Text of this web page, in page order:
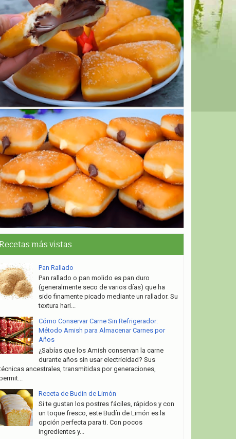
más vistas
Pan Rallado
Pan rallado o pan molido es pan duro
(generalmente seco de varios días) que ha
sido finamente picado mediante un rallador. Su
textura hari...
Cómo Conservar Carne Sin Refrigerador:
Método Amish para Almacenar Carnes por
Años
¿Sabías que los Amish conservan la carne
durante años sin usar electricidad? Sus
ancestrales, transmitidas por generaciones,
Receta de Budín de Limón
Si te gustan los postres fáciles, rápidos y con
un toque fresco, este Budín de Limón es la
opción perfecta para ti. Con pocos
ingredientes y...